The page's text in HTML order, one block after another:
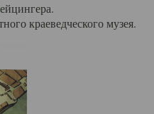
краеведческого музея.